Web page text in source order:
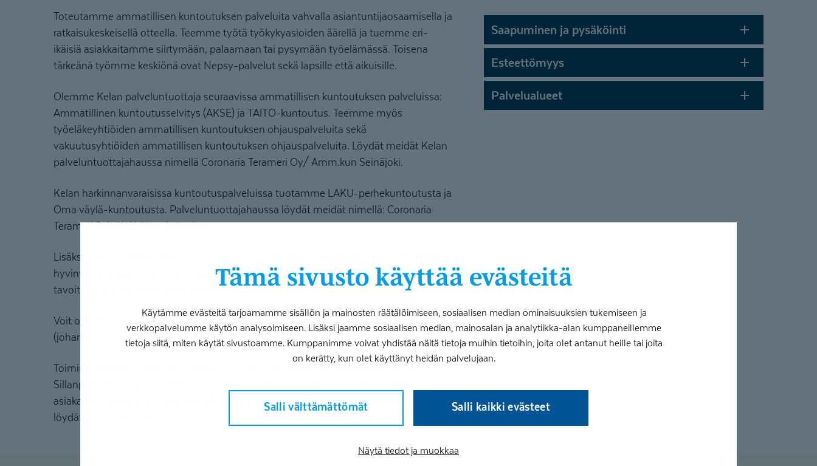
Tämä sivusto käyttää evästeitä
Käytämme evästeitä tarjoamamme sisällön ja mainosten räätälöimiseen, sosiaalisen median ominaisuuksien tukemiseen ja
verkkopalvelumme käytön analysoimiseen. Lisäksi jaamme sosiaalisen median, mainosalan ja analytiikka-alan kumppaneillemme
tietoja siitä, miten käytät sivustoamme. Kumppanimme voivat yhdistää näitä tietoja muihin tietoihin, joita olet antanut heille tai joita
on kerätty, kun olet käyttänyt heidän palvelujaan.
Salli välttämättömät Salli kaikki evästeet
Näytä tiedot ja muokkaa
toimintaterapiakäynnit edullisemmin.
Työskentelemme sekä taitojen että arjen
rakenteiden parissa, jotta arki olisi
sujuvampaa ja kevyempää koko perheelle.
Etsimme teille sopivimman terapeutin.
Sarjakortit ovat nyt saatavilla Jämsässä,
Jyväskylässä, Kotka, Kouvolassa,
Lappeenrannassa, Seinäjoella, Vaasassa,
Kittilässä ja Rovaniemellä
Tutustu sarjakortteihin
puheterapian käynnit on nyt varattavissa
soittamalla asiakaspalveluumme 010 525
8801 tai lähettämällä yhteydenottolomake.
Lähetä lomake - etsimme sinulle
Lähetä lomake - etsimme sinulle
sopivan puheterapeutin
Lähetä lomake - etsimme sinulle
sopivan fysioterapeutin
Varaa aika fysioterapiaan
Saapuminen ja pysäköinti
Esteettömyys
Palvelualueet
Toteutamme ammatillisen kuntoutuksen palveluita vahvalla asiantuntijaosaamisella ja
ratkaisukeskeisellä otteella. Teemme työtä työkykyasioiden äärellä ja tuemme eri-
ikäisiä asiakkaitamme siirtymään, palaamaan tai pysymään työelämässä. Toisena
tärkeänä työmme keskiönä ovat Nepsy-palvelut sekä lapsille että aikuisille.
Olemme Kelan palveluntuottaja seuraavissa ammatillisen kuntoutuksen palveluissa:
Ammatillinen kuntoutusselvitys (AKSE) ja TAITO-kuntoutus. Teemme myös
työeläkeyhtiöiden ammatillisen kuntoutuksen ohjauspalveluita sekä
vakuutusyhtiöiden ammatillisen kuntoutuksen ohjauspalveluita. Löydät meidät Kelan
palveluntuottajahaussa nimellä Coronaria Terameri Oy/ Amm.kun Seinäjoki.
Kelan harkinnanvaraisissa kuntoutuspalveluissa tuotamme LAKU-perhekuntoutusta ja
Oma väylä-kuntoutusta. Palveluntuottajahaussa löydät meidät nimellä: Coronaria
Terameri Seinäjoki Alvar Aallonkatu.
Lisäksi palveluvalikoimaamme kuuluu Neuropsykiatrinen valmennus, jota tarjoamme
hyvinvointialueelle, kunnille ja itsemaksaville asiakkaille. Valmennuksen kesto ja
tavoitteet suunnitellaan yksilöllisesti.
Voit olla yhteydessä palvelupäällikkö Johanna Matilaiseen p. 044 467 6140
(johanna.matilainen@coronaria.fi), autamme mielellämme.
Toimintaterapian palveluihin liittyen voit olla yhteydessä palvelupäällikkö Jenna
Sillanpäähän p. 040 677 1199 (jenna.sillanpaa@coronaria.fi) tai valtakunnalliseen
asiakaspalveluumme p. 010 525 8801. Coronaria Kalevankadun toimipisteen sivuilta
löydät toimintaterapeuttimme.